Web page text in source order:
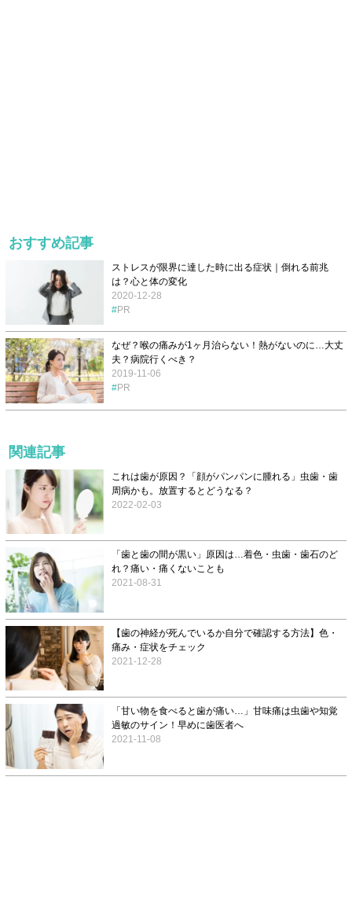
おすすめ記事
ストレスが限界に達した時に出る症状｜倒れる前兆
は？心と体の変化
2020-12-28
PR
なぜ？喉の痛みが1ヶ月治らない！熱がないのに…大丈
夫？病院行くべき？
2019-11-06
PR
関連記事
これは歯が原因？「顔がパンパンに腫れる」虫歯・歯
周病かも。放置するとどうなる？
2022-02-03
「歯と歯の間が黒い」原因は…着色・虫歯・歯石のど
れ？痛い・痛くないことも
2021-08-31
【歯の神経が死んでいるか自分で確認する方法】色・
痛み・症状をチェック
2021-12-28
「甘い物を食べると歯が痛い…」甘味痛は虫歯や知覚
過敏のサイン！早めに歯医者へ
2021-11-08